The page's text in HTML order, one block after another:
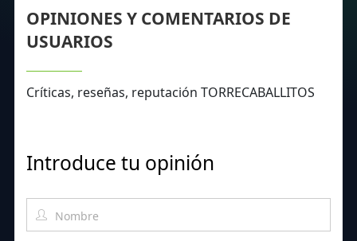
OPINIONES Y COMENTARIOS DE
USUARIOS
Críticas, reseñas, reputación TORRECABALLITOS
Introduce tu opinión